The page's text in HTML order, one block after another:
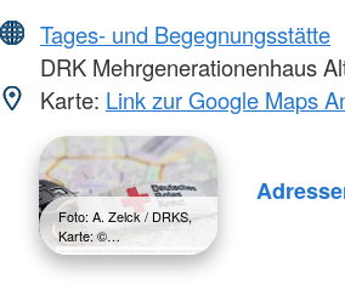
Tages- und Begegnungsstätte
DRK Mehrgenerationenhaus
Karte: Link zur Google Maps
Foto: A. Zelck / DRKS,
Karte: ©…